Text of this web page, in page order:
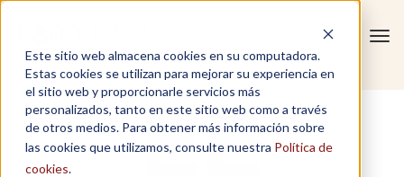
Este sitio web almacena cookies en su computadora.
Estas cookies se utilizan para mejorar su experiencia en
el sitio web y proporcionarle servicios más
personalizados, tanto en este sitio web como a través
de otros medios. Para obtener más información sobre
las cookies que utilizamos, consulte nuestra Política de
cookies.